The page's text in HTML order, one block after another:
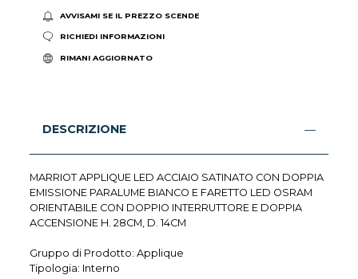
AVVISAMI SE IL PREZZO SCENDE
RICHIEDI INFORMAZIONI
RIMANI AGGIORNATO
DESCRIZIONE
MARRIOT APPLIQUE LED ACCIAIO SATINATO CON DOPPIA
EMISSIONE PARALUME BIANCO E FARETTO LED OSRAM
ORIENTABILE CON DOPPIO INTERRUTTORE E DOPPIA
ACCENSIONE H. 28CM, D. 14CM
Gruppo di Prodotto: Applique
Tipologia: Interno